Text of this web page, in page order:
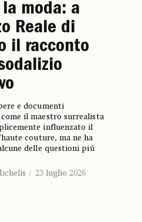
moda: a
Reale di
il racconto
e documenti
il maestro surrealista
influenzato il
couture, ma ne ha
delle questioni più
23 luglio 2026